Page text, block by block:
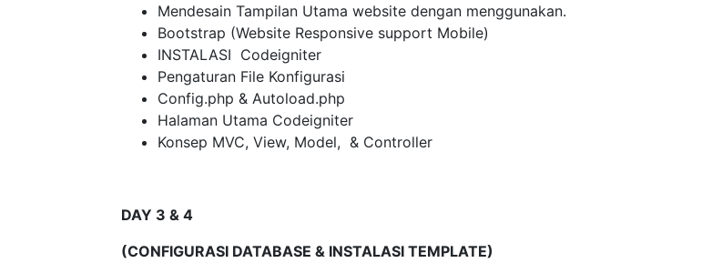
Mendesain Tampilan Utama website dengan menggunakan.
Bootstrap (Website Responsive support Mobile)
INSTALASI Codeigniter
Pengaturan File Konfigurasi
Config.php & Autoload.php
Halaman Utama Codeigniter
Konsep MVC, View, Model, & Controller
DAY 3 & 4
(CONFIGURASI DATABASE & INSTALASI TEMPLATE)